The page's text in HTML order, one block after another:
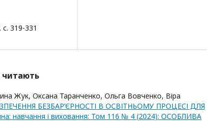
319-331
читають
Жук, Оксана Таранченко, Ольга Вовченко, Віра
БЕЗБАР’ЄРНОСТІ В ОСВІТНЬОМУ ПРОЦЕСІ ДЛЯ
навчання і виховання: Том 116 № 4 (2024): ОСОБЛИВА